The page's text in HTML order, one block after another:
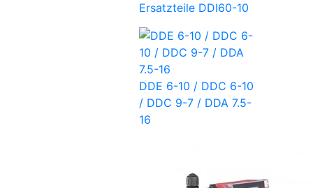
Ersatzteile DDI60-10
DDE 6-10 / DDC 6-10
/ DDC 9-7 / DDA 7.5-
16